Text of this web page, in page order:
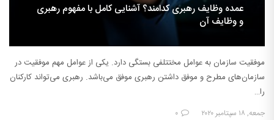
عمده وظایف رهبری کدامند؟ آشنایی کامل با مفهوم رهبری
و وظایف آن
موفقیت سازمان به عوامل مختتلفی بستگی دارد. یکی از عوامل مهم موفقیت در
سازمان‌های مطرح و موفق داشتن رهبری موفق می‌باشد. رهبری می‌تواند کارکنان
را…
جمعه, ۱۸ سپتامبر ۲۰۲۰ ۰